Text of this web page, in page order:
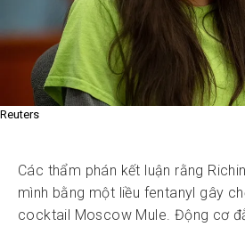
Reuters
Các thẩm phán kết luận rằng
mình bằng một liều fentanyl gây
cocktail Moscow Mule. Động cơ